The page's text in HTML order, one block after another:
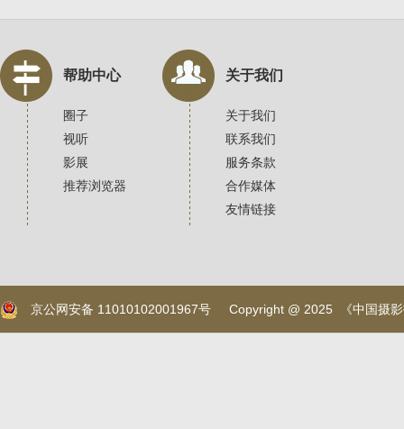
帮助中心 关于我们
圈子
视听
影展
推荐浏览器
关于我们
联系我们
服务条款
合作媒体
友情链接
京公网安备 11010102001967号 Copyright @ 2025 《中国摄